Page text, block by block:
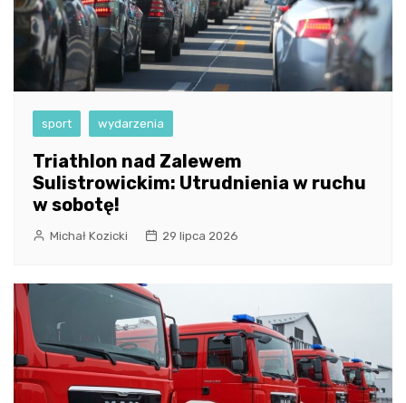
sport wydarzenia
Triathlon nad Zalewem
Sulistrowickim: Utrudnienia w ruchu
w sobotę!
Michał Kozicki 29 lipca 2026